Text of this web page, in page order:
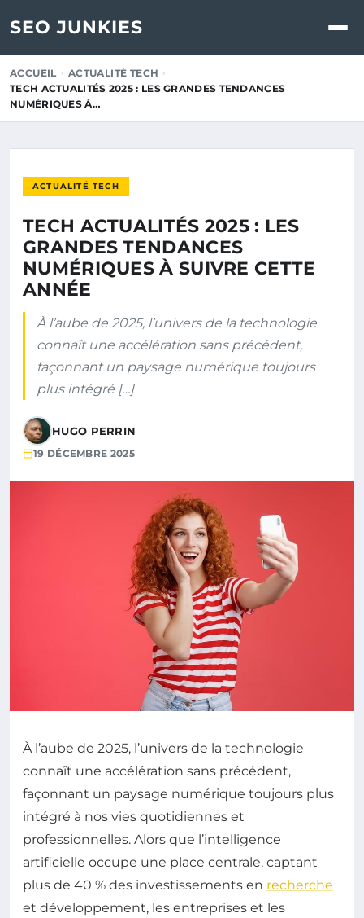
SEO JUNKIES
ACCUEIL
ACTUALITÉ TECH
TECH ACTUALITÉS 2025 : LES GRANDES TENDANCES
NUMÉRIQUES À…
ACTUALITÉ TECH
TECH ACTUALITÉS 2025 : LES
GRANDES TENDANCES
NUMÉRIQUES À SUIVRE CETTE
ANNÉE
À l’aube de 2025, l’univers de la technologie
connaît une accélération sans précédent,
façonnant un paysage numérique toujours
plus intégré […]
HUGO PERRIN
19 DÉCEMBRE 2025
À l’aube de 2025, l’univers de la technologie
connaît une accélération sans précédent,
façonnant un paysage numérique toujours plus
intégré à nos vies quotidiennes et
professionnelles. Alors que l’intelligence
artificielle occupe une place centrale, captant
plus de 40 % des investissements en recherche
et développement, les entreprises et les